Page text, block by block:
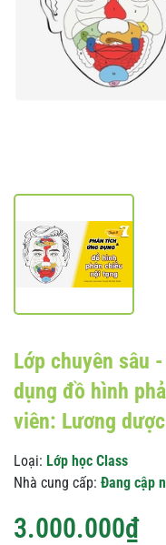
Lớp chuyên sâu
dụng đồ hình
viên: Lương
Loại: Lớp học Class
Nhà cung cấp: Đang cập
3.000.000₫